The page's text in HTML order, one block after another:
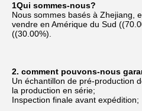
1Qui sommes-nous?
Nous sommes basés à Zhejiang,
vendre en Amérique du Sud
((30.00%).
2. comment pouvons-nous
Un échantillon de pré-production
la production en série;
Inspection finale avant expédition;